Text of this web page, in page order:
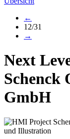
←
12/31
→
Next
Schenck
GmbH